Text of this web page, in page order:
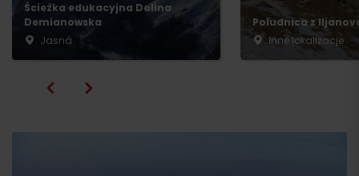
Ścieżka edukacyjna Dolina
Demianowska
Jasná
Poludnica z
Inne lokalizacje